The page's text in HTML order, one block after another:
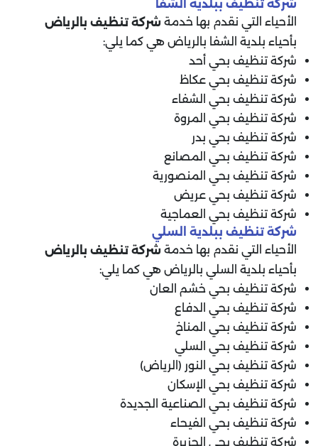
شركة تنظيف ببلدية الشفا
الأحياء التي نقدم بها خدمة شركة تنظيف بالرياض
بأحياء بلدية الشفا بالرياض هي كما يلي:
شركة تنظيف بحي أحد
شركة تنظيف بحي عكاظ
شركة تنظيف بحي الشفاء
شركة تنظيف بحي المروة
شركة تنظيف بحي بدر
شركة تنظيف بحي المصانع
شركة تنظيف بحي المنصورية
شركة تنظيف بحي عريض
شركة تنظيف بحي العماجية
شركة تنظيف ببلدية السلي
الأحياء التي نقدم بها خدمة شركة تنظيف بالرياض
بأحياء بلدية السلي بالرياض هي كما يلي:
شركة تنظيف بحي خشم العان
شركة تنظيف بحي الدفاع
شركة تنظيف بحي المناخ
شركة تنظيف بحي السلي
شركة تنظيف بحي النور (الرياض)
شركة تنظيف بحي الإسكان
شركة تنظيف بحي الصناعية الجديدة
شركة تنظيف بحي الفيحاء
شركة تنظيف بحي الجزيرة